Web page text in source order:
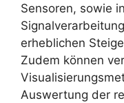
Sensoren, sowie
erheblichen
Zudem können
Auswertung der